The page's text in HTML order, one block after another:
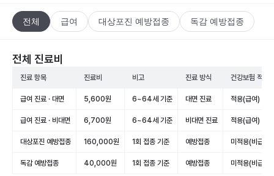
전체 급여 대상포진 예방접종 독감 예방접종
전체 진료비
진료 항목 진료비 비고 진료 방식 건강보험 적용
급여 진료 · 대면 5,600원 6~64세 기준 대면 진료 적용(급여)
급여 진료 · 비대면 6,700원 6~64세 기준 비대면 진료 적용(급여)
대상포진 예방접종 160,000원 1회 접종 기준 예방접종 미적용(비급여)
독감 예방접종 40,000원 1회 접종 기준 예방접종 미적용(비급여)